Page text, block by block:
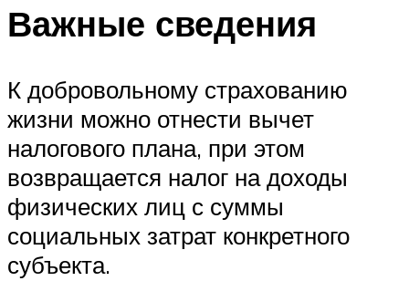
Важные сведения
К добровольному страхованию
жизни можно отнести вычет
налогового плана, при этом
возвращается налог на доходы
физических лиц с суммы
социальных затрат конкретного
субъекта.